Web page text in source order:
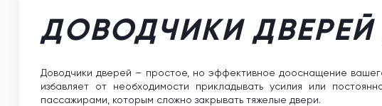
ДОВОДЧИКИ ДВЕРЕЙ
Доводчики дверей – простое, но эффективное дооснащение
избавляет от необходимости прикладывать усилия или
пассажирами, которым сложно закрывать тяжелые двери.